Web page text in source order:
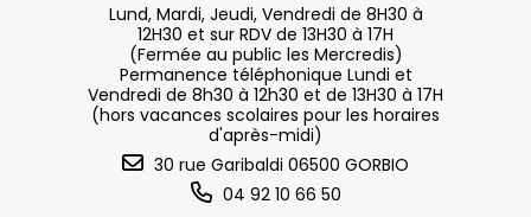
Lund, Mardi, Jeudi, Vendredi de 8H30 à
12H30 et sur RDV de 13H30 à 17H
(Fermée au public les Mercredis)
Permanence téléphonique Lundi et
Vendredi de 8h30 à 12h30 et de 13H30 à 17H
(hors vacances scolaires pour les horaires
d'après-midi)
30 rue Garibaldi 06500 GORBIO
04 92 10 66 50